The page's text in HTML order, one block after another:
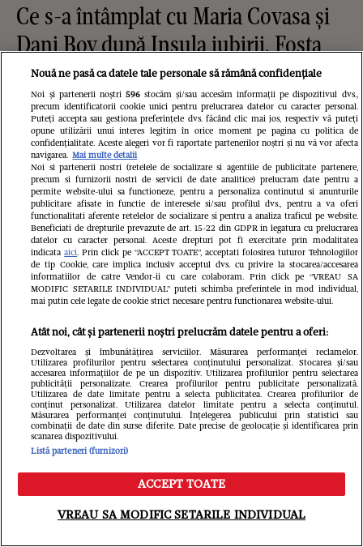
Ce s-a întâmplat cu Maria Covasa și
Dani Boy după Insula iubirii. Fosta
concurentă și-a schimbat radical
imaginea, iar el se pregătește să se
căsătorească
Când începe Asia Express 2026.
Antena 1 a anunțat data oficială a
noului sezon filmat în Uzbekistan și
China/ Detalii din culise
Meniu Caută
Nouă ne pasă ca datele tale personale să rămână confidențiale
Noi și partenerii noștri 596stocăm și/sau accesăm informații pe dispozitivul dvs.,
precum identificatorii cookie unici pentru prelucrarea datelor cu caracter personal.
Puteți accepta sau gestiona preferințele dvs. făcând clic mai jos, respectiv vă puteți
opune utilizării unui interes legitim în orice moment pe pagina cu politica de
confidențialitate. Aceste alegeri vor fi raportate partenerilor noștri și nu vă vor afecta
navigarea. Mai multe detalii
Noi si partenerii nostri (retelele de socializare si agentiile de publicitate partenere,
precum si furnizorii nostri de servicii de date analitice) prelucram date pentru a
permite website-ului sa functioneze, pentru a personaliza continutul si anunturile
publicitare afisate in functie de interesele si/sau profilul dvs., pentru a va oferi
functionalitati aferente retelelor de socializare si pentru a analiza traficul pe website.
Beneficiati de drepturile prevazute de art. 15-22 din GDPR in legatura cu prelucrarea
datelor cu caracter personal. Aceste drepturi pot fi exercitate prin modalitatea
indicataaici. Prin click pe “ACCEPT TOATE”, acceptati folosirea tuturor Tehnologiilor
de tip Cookie, care implica inclusiv acceptul dvs. cu privire la stocarea/accesarea
informatiilor de catre Vendor-ii cu care colaboram. Prin click pe “VREAU SA
MODIFIC SETARILE INDIVIDUAL” puteti schimba preferintele in mod individual,
mai putin cele legate de cookie strict necesare pentru functionarea website-ului.
Atât noi, cât și partenerii noștri prelucrăm datele pentru a oferi:
Dezvoltarea și îmbunătățirea serviciilor. Măsurarea performanței reclamelor.
Utilizarea profilurilor pentru selectarea conținutului personalizat. Stocarea și/sau
accesarea informațiilor de pe un dispozitiv. Utilizarea profilurilor pentru selectarea
publicității personalizate. Crearea profilurilor pentru publicitate personalizată.
Utilizarea de date limitate pentru a selecta publicitatea. Crearea profilurilor de
conținut personalizat. Utilizarea datelor limitate pentru a selecta conținutul.
Măsurarea performanței conținutului. Înțelegerea publicului prin statistici sau
combinații de date din surse diferite. Date precise de geolocație și identificarea prin
scanarea dispozitivului.
Listă parteneri (furnizori)
ACCEPT TOATE
VREAU SA MODIFIC SETARILE INDIVIDUAL